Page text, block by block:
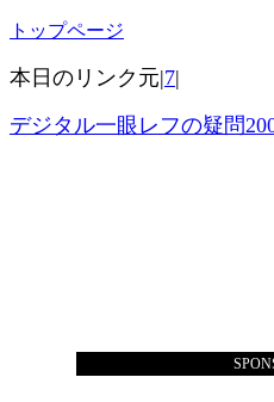
トップページ
本日のリンク元|7|
デジタル一眼レフの疑問